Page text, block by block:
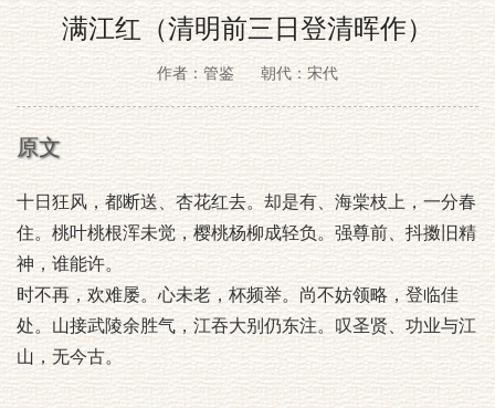
满江红（清明前三日登清晖作）
作者：管鉴 朝代：宋代
原文
十日狂风，都断送、杏花红去。却是有、海棠枝上，一分春
住。桃叶桃根浑未觉，樱桃杨柳成轻负。强尊前、抖擞旧精
神，谁能许。
时不再，欢难屡。心未老，杯频举。尚不妨领略，登临佳
处。山接武陵余胜气，江吞大别仍东注。叹圣贤、功业与江
山，无今古。